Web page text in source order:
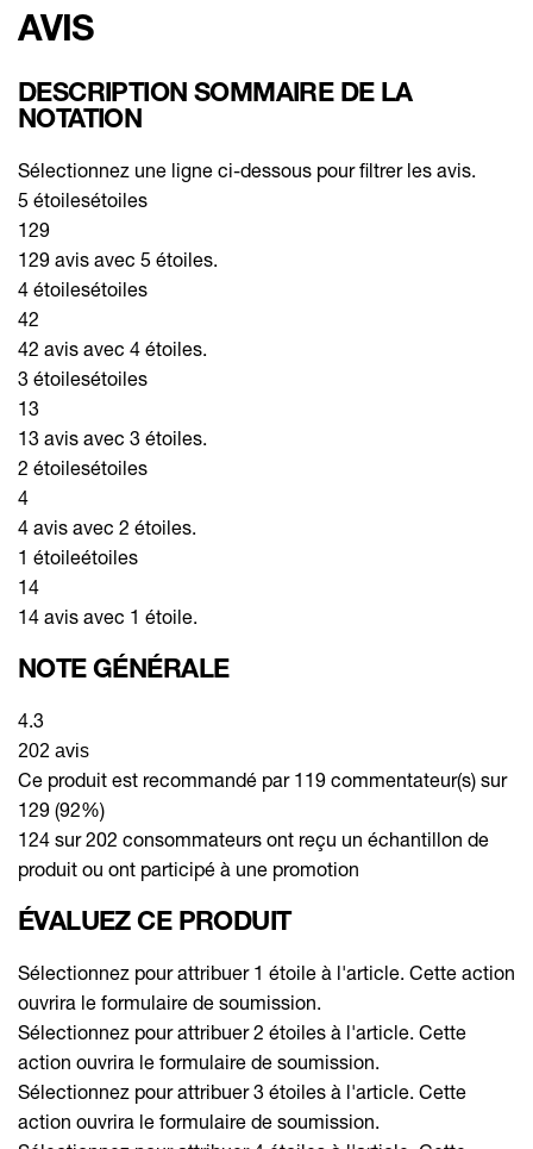
AVIS
DESCRIPTION SOMMAIRE DE LA
NOTATION
Sélectionnez une ligne ci-dessous pour filtrer les avis.
5 étoilesétoiles
129
129 avis avec 5 étoiles.
4 étoilesétoiles
42
42 avis avec 4 étoiles.
3 étoilesétoiles
13
13 avis avec 3 étoiles.
2 étoilesétoiles
4
4 avis avec 2 étoiles.
1 étoileétoiles
14
14 avis avec 1 étoile.
NOTE GÉNÉRALE
4.3
202 avis
Ce produit est recommandé par 119 commentateur(s) sur
129 (92%)
124 sur 202 consommateurs ont reçu un échantillon de
produit ou ont participé à une promotion
ÉVALUEZ CE PRODUIT
Sélectionnez pour attribuer 1 étoile à l'article. Cette action
ouvrira le formulaire de soumission.
Sélectionnez pour attribuer 2 étoiles à l'article. Cette
action ouvrira le formulaire de soumission.
Sélectionnez pour attribuer 3 étoiles à l'article. Cette
action ouvrira le formulaire de soumission.